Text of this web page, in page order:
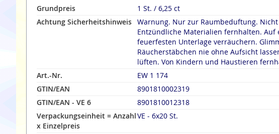
Grundpreis
1 St. / 6,25 ct
Achtung Sicherheitshinweis Warnung. Nur zur Raumbeduftung.
Entzündliche Materialien fernhalten. Auf
feuerfesten Unterlage verräuchern. Glimmende
Räucherstäbchen nie ohne Aufsicht
lüften. Von Kindern und Haustieren
Art.-Nr.
EW 1 174
GTIN/EAN
8901810002319
GTIN/EAN - VE 6
8901810012318
Verpackungseinheit = Anzahl
x Einzelpreis
VE - 6x20 St.